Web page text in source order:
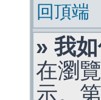
回頂端
» 我
在瀏
示。